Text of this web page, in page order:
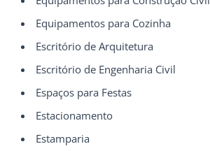
Equipamentos para Cozinha
Escritório de Arquitetura
Escritório de Engenharia Civil
Espaços para Festas
Estacionamento
Estamparia